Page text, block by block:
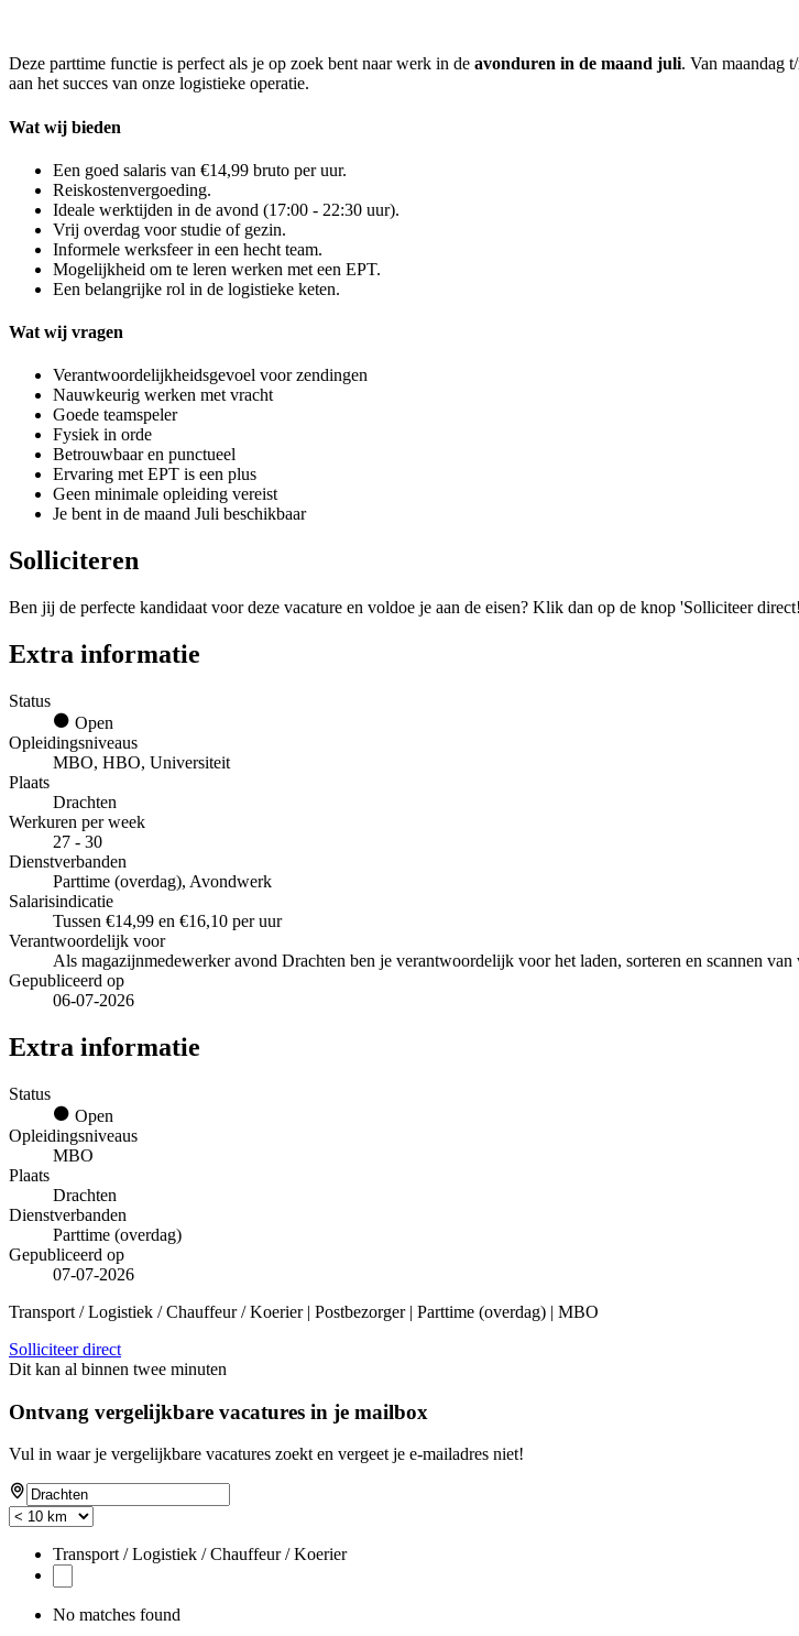
Deze parttime functie is perfect als je op zoek bent naar werk in de avonduren in de maand juli. Van maandag
aan het succes van onze logistieke operatie.
Wat wij bieden
Een goed salaris van €14,99 bruto per uur.
Reiskostenvergoeding.
Ideale werktijden in de avond (17:00 - 22:30 uur).
Vrij overdag voor studie of gezin.
Informele werksfeer in een hecht team.
Mogelijkheid om te leren werken met een EPT.
Een belangrijke rol in de logistieke keten.
Wat wij vragen
Verantwoordelijkheidsgevoel voor zendingen
Nauwkeurig werken met vracht
Goede teamspeler
Fysiek in orde
Betrouwbaar en punctueel
Ervaring met EPT is een plus
Geen minimale opleiding vereist
Je bent in de maand Juli beschikbaar
Solliciteren
Ben jij de perfecte kandidaat voor deze vacature en voldoe je aan de eisen? Klik dan op de knop 'Solliciteer
Extra informatie
Status
Open
Opleidingsniveaus
MBO, HBO, Universiteit
Plaats
Drachten
Werkuren per week
27 - 30
Dienstverbanden
Parttime (overdag), Avondwerk
Salarisindicatie
Tussen €14,99 en €16,10 per uur
Verantwoordelijk voor
Als magazijnmedewerker avond Drachten ben je verantwoordelijk voor het laden, sorteren en scannen van
Gepubliceerd op
06-07-2026
Extra informatie
Status
Open
Opleidingsniveaus
MBO
Plaats
Drachten
Dienstverbanden
Parttime (overdag)
Gepubliceerd op
07-07-2026
Transport / Logistiek / Chauffeur / Koerier | Postbezorger | Parttime (overdag) | MBO
Solliciteer direct
Dit kan al binnen twee minuten
Ontvang vergelijkbare vacatures in je mailbox
Vul in waar je vergelijkbare vacatures zoekt en vergeet je e-mailadres niet!
Transport / Logistiek / Chauffeur / Koerier
No matches found